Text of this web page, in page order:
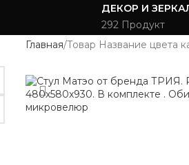
ДЕКОР И
292 Продукт
Главная Товар Название цвета